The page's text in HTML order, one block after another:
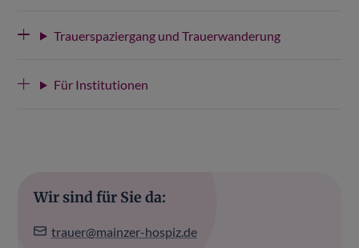
Trauerspaziergang und Trauerwanderung
Für Institutionen
Wir sind für Sie da:
trauer@mainzer-hospiz.de